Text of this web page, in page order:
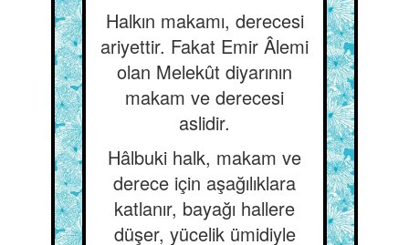
Halkın makamı, derecesi
ariyettir. Fakat Emir Âlemi
olan Melekût diyarının
makam ve derecesi
aslidir.
Hâlbuki halk, makam ve
derece için aşağılıklara
katlanır, bayağı hallere
düşer, yücelik ümidiyle